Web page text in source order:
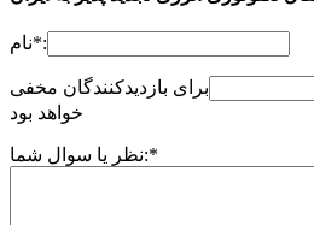
نام*:
برای بازدیدکنندگان مخفی
خواهد بود
نظر یا سوال شما:*